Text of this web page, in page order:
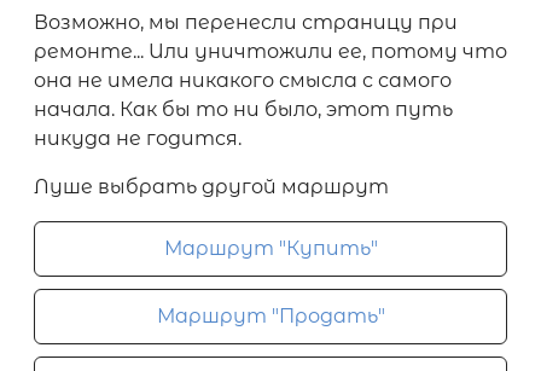
Возможно, мы перенесли страницу при
ремонте... Или уничтожили ее, потому что
она не имела никакого смысла с самого
начала. Как бы то ни было, этот путь
никуда не годится.
Луше выбрать другой маршрут
Маршрут "Купить"
Маршрут "Продать"